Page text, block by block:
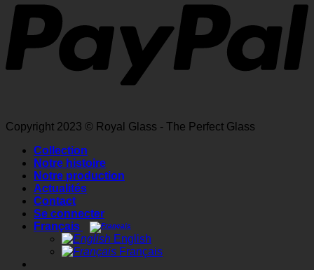
Copyright 2023 © Royal Glass - The Perfect Glass
Collection
Notre histoire
Notre production
Actualités
Contact
Se connecter
Français
English
Français